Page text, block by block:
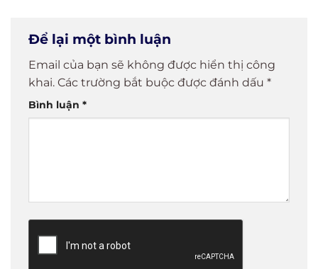
Để lại một bình luận
Email của bạn sẽ không được hiển thị công
khai. Các trường bắt buộc được đánh dấu *
Bình luận *